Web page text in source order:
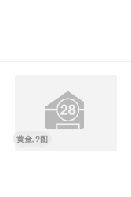
黄金, 9图